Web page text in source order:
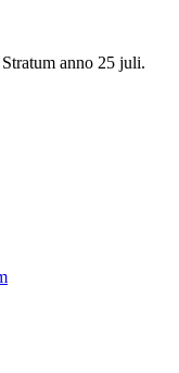
anno 25 juli.